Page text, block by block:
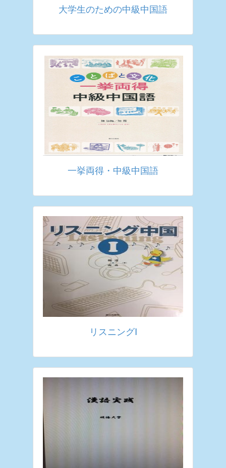
大学生のための中級中国語
一挙両得・中級中国語
リスニングⅠ